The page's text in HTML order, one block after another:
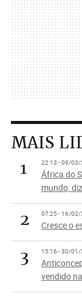
MAIS
1
22:13 - 09/03/
África do
mundo,
2 07:25 - 16/02/
Cresce o
3 15:16 - 30/01/
vendido